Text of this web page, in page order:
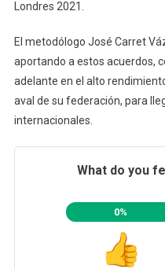
Londres 2021.
El metodólogo José Carret
aportando a estos acuerdos,
adelante en el alto
aval de su federación, para
internacionales.
What do you
0%